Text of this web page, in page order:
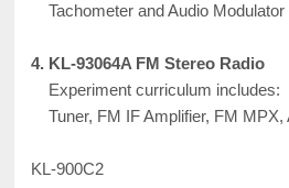
Tachometer and Audio Modulator
4. KL-93064A FM Stereo Radio
Experiment curriculum includes:
Tuner, FM IF Amplifier, FM MPX,
KL-900C2